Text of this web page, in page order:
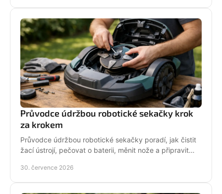
Průvodce údržbou robotické sekačky krok
za krokem
Průvodce údržbou robotické sekačky poradí, jak čistit
žací ústrojí, pečovat o baterii, měnit nože a připravit
30. července 2026